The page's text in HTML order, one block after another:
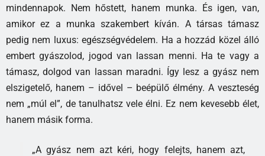
mindennapok. Nem hőstett, hanem munka. És igen, van,
amikor ez a munka szakembert kíván. A társas támasz
pedig nem luxus: egészségvédelem. Ha a hozzád közel álló
embert gyászolod, jogod van lassan menni. Ha te vagy a
támasz, dolgod van lassan maradni. Így lesz a gyász nem
elszigetelő, hanem – idővel – beépülő élmény. A veszteség
nem „múl el”, de tanulhatsz vele élni. Ez nem kevesebb élet,
hanem másik forma.
„A gyász nem azt kéri, hogy felejts, hanem azt,